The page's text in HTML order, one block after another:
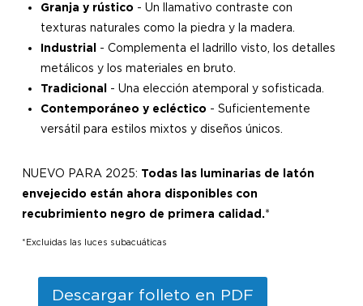
Granja y rústico - Un llamativo contraste con
texturas naturales como la piedra y la madera.
Industrial
- Complementa el ladrillo visto, los detalles
metálicos y los materiales en bruto.
Tradicional
- Una elección atemporal y sofisticada.
Contemporáneo y ecléctico - Suficientemente
versátil para estilos mixtos y diseños únicos.
NUEVO PARA 2025: Todas las luminarias de latón
envejecido están ahora disponibles con
recubrimiento negro de primera calidad.*
*Excluidas las luces subacuáticas
Descargar folleto en PDF